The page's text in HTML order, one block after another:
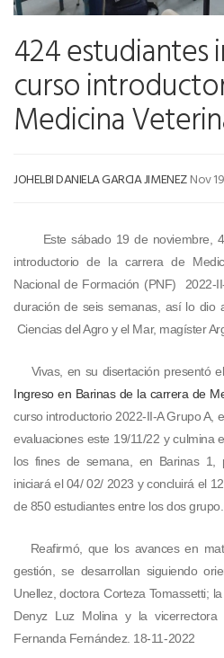
424 estudiantes
curso
Medicina
JOHELBI DANIELA GARCIA JIMENEZ Nov
Este sábado 19 de noviembre,
introductorio de la carrera de
Nacional de Formación (PNF) 2022-
duración de seis semanas, así lo dio
Ciencias del Agro y el Mar, magíster
Vivas, en su disertación presentó el
Ingreso en Barinas de la carrera de
curso introductorio 2022-II-A Grupo A,
evaluaciones este 19/11/22 y culmina
los fines de semana, en Barinas 1,
iniciará el 04/ 02/ 2023 y concluirá el
de 850 estudiantes entre los dos grupo.
Reafirmó, que los avances en
gestión, se desarrollan siguiendo
Unellez, doctora Corteza Tomassetti;
Denyz Luz Molina y la vicerrectora
Fernanda Fernández. 18-11-2022